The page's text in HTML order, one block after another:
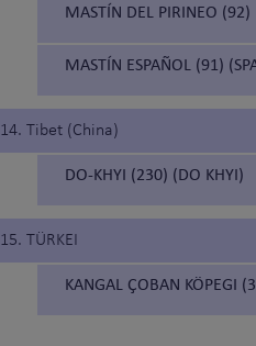
MASTÍN DEL PIRINEO (92)
MASTÍN ESPAÑOL (91)
14. Tibet (China)
DO-KHYI (230) (DO KHYI)
15. TÜRKEI
KANGAL ÇOBAN KÖPEGI